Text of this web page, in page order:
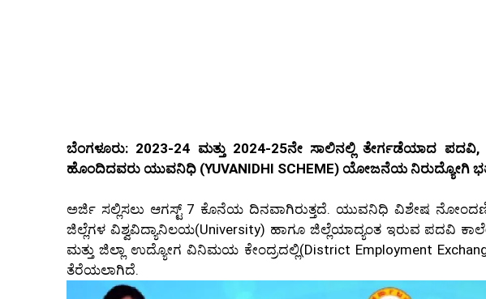
ಬೆಂಗಳೂರು: 2023-24 ಮತ್ತು 2024-25ನೇ ಸಾಲಿನಲ್ಲಿ ತೇರ್ಗಡೆಯಾದ
ಹೊಂದಿದವರು ಯುವನಿಧಿ (YUVANIDHI SCHEME) ಯೋಜನೆಯ ನಿರುದ್ಯೋಗಿ
ಅರ್ಜಿ ಸಲ್ಲಿಸಲು ಆಗಸ್ಟ್ 7 ಕೊನೆಯ ದಿನವಾಗಿರುತ್ತದೆ. ಯುವನಿಧಿ ವಿಶೇಷ
ಜಿಲ್ಲೆಗಳ ವಿಶ್ವವಿದ್ಯಾನಿಲಯ(University) ಹಾಗೂ ಜಿಲ್ಲೆಯಾದ್ಯಂತ ಇರುವ ಪದವಿ
ಮತ್ತು ಜಿಲ್ಲಾ ಉದ್ಯೋಗ ವಿನಿಮಯ ಕೇಂದ್ರದಲ್ಲಿ(District Employment
ತೆರೆಯಲಾಗಿದೆ.